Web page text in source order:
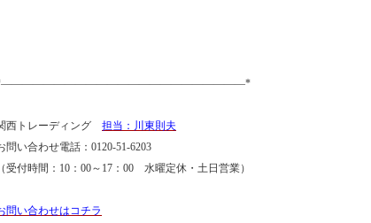
西トレーディング 担当：川東則夫
問い合わせ電話：0120-51-6203
（受付時間：10：00～17：00 水曜定休・土日営業）
問い合わせはコチラ